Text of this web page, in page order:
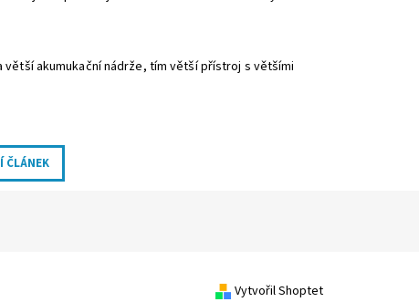
akumukační nádrže, tím větší přístroj s většími
ČLÁNEK
Vytvořil Shoptet